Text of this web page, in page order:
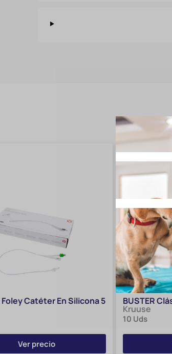
Foley Catéter En Silicona 5
Ver precio
BUSTER
Kruuse
10 Uds